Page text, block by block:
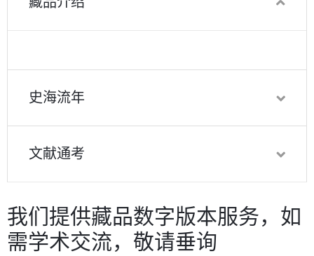
史海流年
文献通考
我们提供藏品数字版本服务，如
需学术交流，敬请垂询